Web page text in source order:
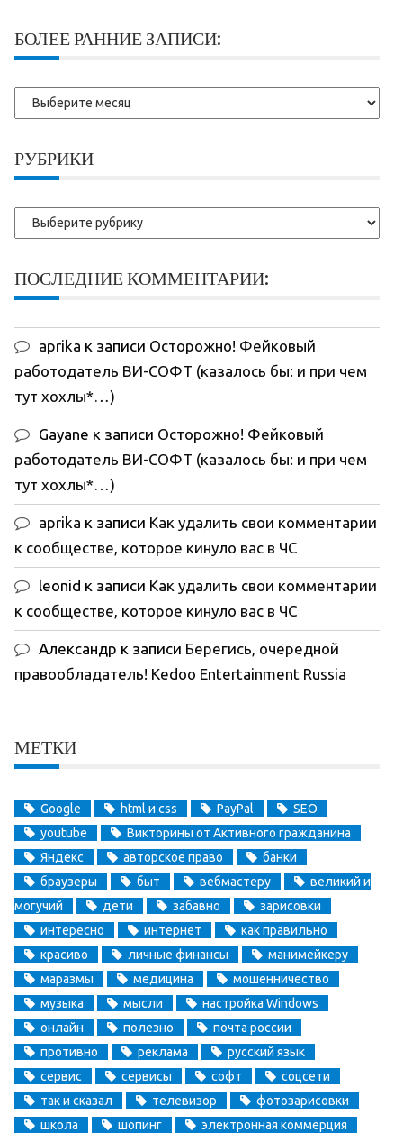
БОЛЕЕ РАННИЕ ЗАПИСИ:
Более
ранние
РУБРИКИ
Рубрики
ПОСЛЕДНИЕ КОММЕНТАРИИ:
aprika к записи Осторожно! Фейковый
работодатель ВИ-СОФТ (казалось бы: и при чем
тут хохлы*…)
Gayane к записи Осторожно! Фейковый
работодатель ВИ-СОФТ (казалось бы: и при чем
тут хохлы*…)
aprika к записи Как удалить свои комментарии
к сообществе, которое кинуло вас в ЧС
leonid к записи Как удалить свои комментарии
к сообществе, которое кинуло вас в ЧС
Александр к записи Берегись, очередной
правообладатель! Kedoo Entertainment Russia
МЕТКИ
Google html и css PayPal
SEO
youtube
Викторины от Активного гражданина
Яндекс
авторское право
банки
браузеры
быт вебмастеру
великий и
могучий
дети забавно
зарисовки
интересно
интернет
как правильно
красиво
личные финансы
манимейкеру
маразмы
медицина
мошенничество
музыка
мысли
настройка Windows
онлайн
полезно
почта россии
противно
реклама
русский язык
сервис
сервисы софт
соцсети
так и сказал
телевизор
фотозарисовки
школа
шопинг электронная коммерция